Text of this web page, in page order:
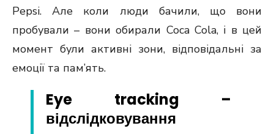
Pepsi. Але коли люди бачили, що вони
пробували – вони обирали Coca Cola, і в цей
момент були активні зони, відповідальні за
емоції та пам’ять.
Eye tracking –
відслідковування